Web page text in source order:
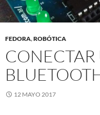
FEDORA,ROBÓTICA
12 MAYO 2017